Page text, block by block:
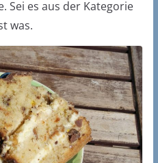
Sei es aus der Kategorie
was.